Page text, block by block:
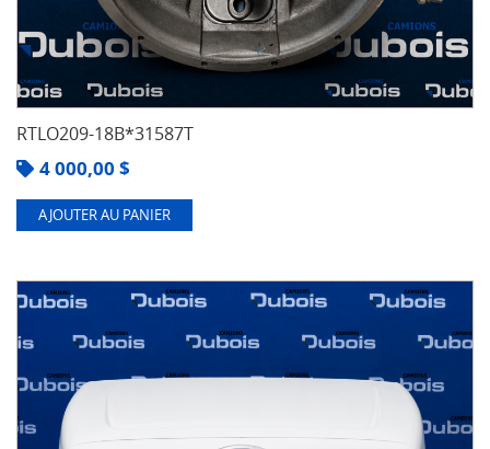
RTLO209-18B*31587T
4 000,00 $
AJOUTER AU PANIER